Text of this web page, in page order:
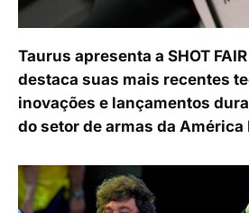
Taurus apresenta a SHOT
destaca suas mais recentes
inovações e lançamentos
do setor de armas da América